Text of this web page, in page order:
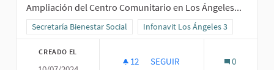
Ampliación del Centro Comunitario en Los Ángeles...
Resultados al filtrar por la categoría: Secretaría Bienestar Social
Secretaría Bienestar Social Resultados al filtrar por el ámbito:
Infonavit Los Ángeles 3
CREADO EL
12 12 SEGUIDORAS
SEGUIR 0